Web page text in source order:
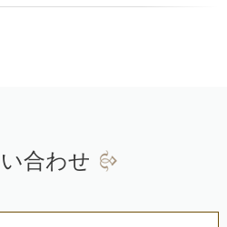
合わせ